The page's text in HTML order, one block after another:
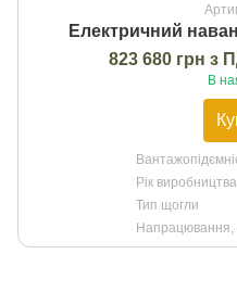
Електричний
823 680 грн з
В
Рік виробництва
Тип щогли
Напрацювання,